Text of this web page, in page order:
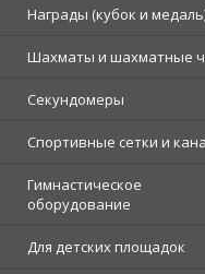
Награды (кубок и
Шахматы и шахматные
Секундомеры
Спортивные сетки и
Гимнастическое
оборудование
Для детских площадок